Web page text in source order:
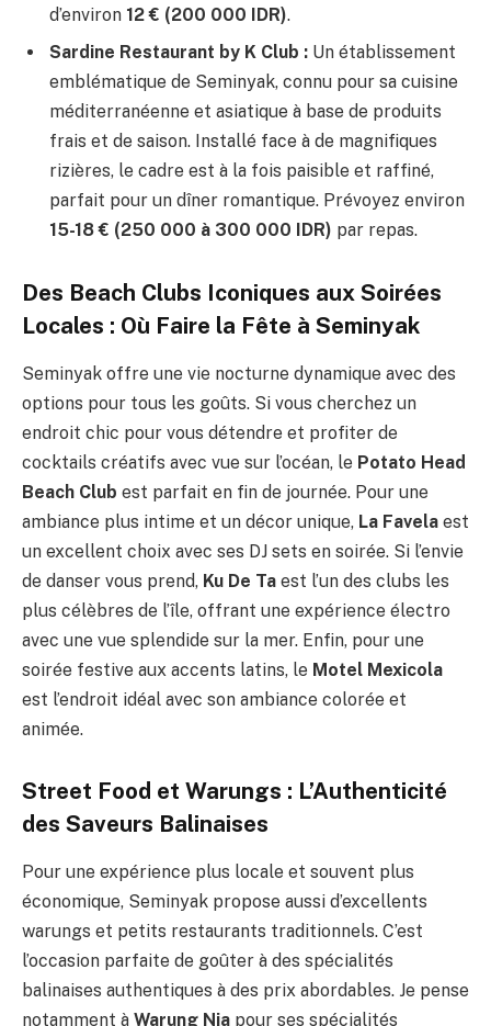
d’environ 12 € (200 000 IDR).
Sardine Restaurant by K Club : Un établissement
emblématique de Seminyak, connu pour sa cuisine
méditerranéenne et asiatique à base de produits
frais et de saison. Installé face à de magnifiques
rizières, le cadre est à la fois paisible et raffiné,
parfait pour un dîner romantique. Prévoyez environ
15-18 € (250 000 à 300 000 IDR) par repas.
Des Beach Clubs Iconiques aux Soirées
Locales : Où Faire la Fête à Seminyak
Seminyak offre une vie nocturne dynamique avec des
options pour tous les goûts. Si vous cherchez un
endroit chic pour vous détendre et profiter de
cocktails créatifs avec vue sur l’océan, le Potato Head
Beach Club est parfait en fin de journée. Pour une
ambiance plus intime et un décor unique, La Favela est
un excellent choix avec ses DJ sets en soirée. Si l’envie
de danser vous prend, Ku De Ta est l’un des clubs les
plus célèbres de l’île, offrant une expérience électro
avec une vue splendide sur la mer. Enfin, pour une
soirée festive aux accents latins, le Motel Mexicola
est l’endroit idéal avec son ambiance colorée et
animée.
Street Food et Warungs : L’Authenticité
des Saveurs Balinaises
Pour une expérience plus locale et souvent plus
économique, Seminyak propose aussi d’excellents
warungs et petits restaurants traditionnels. C’est
l’occasion parfaite de goûter à des spécialités
balinaises authentiques à des prix abordables. Je pense
notamment à Warung Nia pour ses spécialités